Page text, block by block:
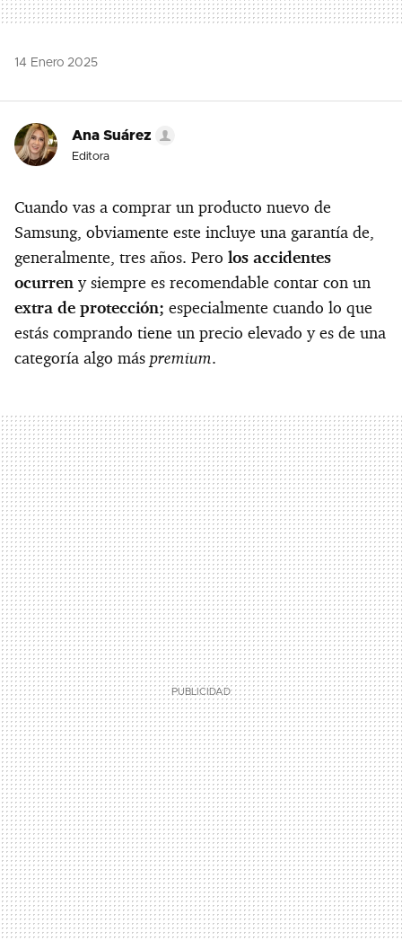
14 Enero 2025
Ana Suárez
Editora
Cuando vas a comprar un producto nuevo de
Samsung, obviamente este incluye una garantía de,
generalmente, tres años. Pero los accidentes
ocurren y siempre es recomendable contar con un
extra de protección; especialmente cuando lo que
estás comprando tiene un precio elevado y es de una
categoría algo más premium.